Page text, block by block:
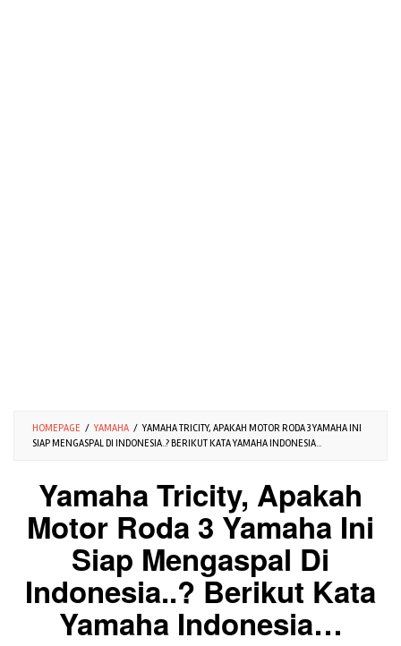
HOMEPAGE / YAMAHA / YAMAHA TRICITY, APAKAH MOTOR RODA 3 YAMAHA INI
SIAP MENGASPAL DI INDONESIA..? BERIKUT KATA YAMAHA INDONESIA...
Yamaha Tricity, Apakah
Motor Roda 3 Yamaha Ini
Siap Mengaspal Di
Indonesia..? Berikut Kata
Yamaha Indonesia…